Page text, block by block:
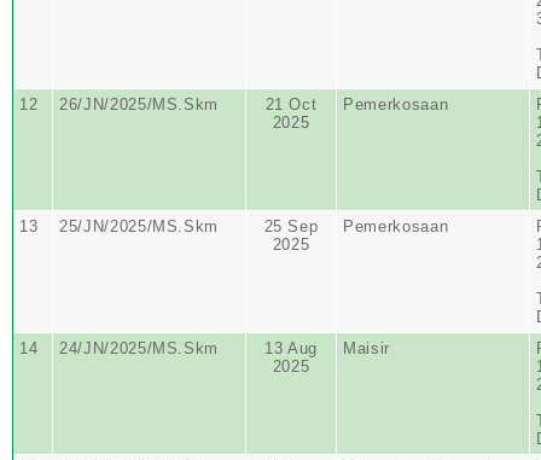
12
26/JN/2025/MS.Skm
21 Oct
2025
Pemerkosaan
13
25/JN/2025/MS.Skm
25 Sep
2025
Pemerkosaan
14
24/JN/2025/MS.Skm
13 Aug
2025
Maisir